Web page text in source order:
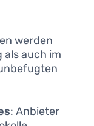
werden
auch im
: Anbieter